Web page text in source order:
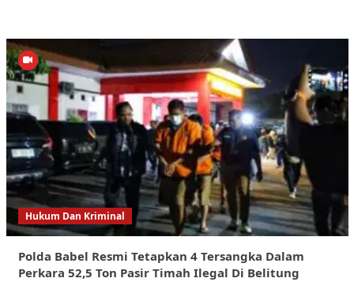
Hukum Dan Kriminal
Polda Babel Resmi Tetapkan 4 Tersangka Dalam
Perkara 52,5 Ton Pasir Timah Ilegal Di Belitung